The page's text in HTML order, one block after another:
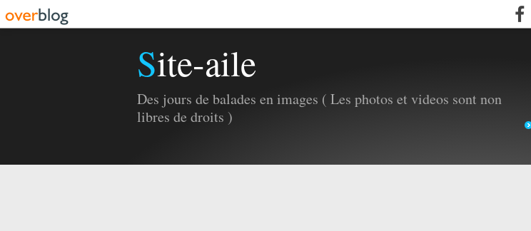
Site-aile
Des jours de balades en images ( Les photos et videos sont non
libres de droits )